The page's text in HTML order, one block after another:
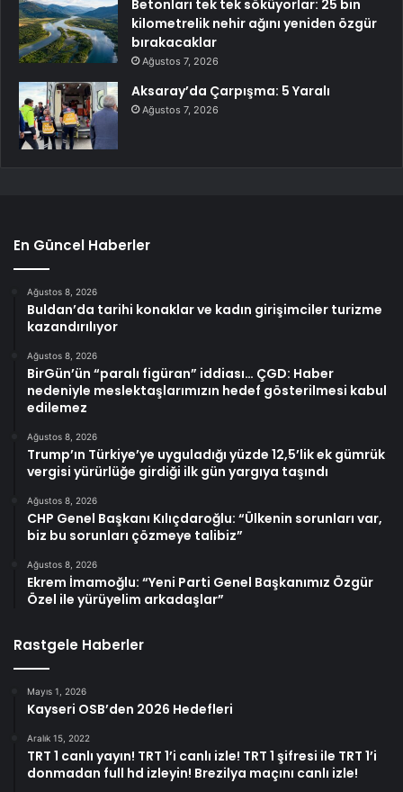
Betonları tek tek söküyorlar: 25 bin
kilometrelik nehir ağını yeniden özgür
bırakacaklar
Ağustos 7, 2026
Aksaray’da Çarpışma: 5 Yaralı
Ağustos 7, 2026
En Güncel Haberler
Ağustos 8, 2026
Buldan’da tarihi konaklar ve kadın girişimciler turizme
kazandırılıyor
Ağustos 8, 2026
BirGün’ün “paralı figüran” iddiası… ÇGD: Haber
nedeniyle meslektaşlarımızın hedef gösterilmesi kabul
edilemez
Ağustos 8, 2026
Trump’ın Türkiye’ye uyguladığı yüzde 12,5’lik ek gümrük
vergisi yürürlüğe girdiği ilk gün yargıya taşındı
Ağustos 8, 2026
CHP Genel Başkanı Kılıçdaroğlu: “Ülkenin sorunları var,
biz bu sorunları çözmeye talibiz”
Ağustos 8, 2026
Ekrem İmamoğlu: “Yeni Parti Genel Başkanımız Özgür
Özel ile yürüyelim arkadaşlar”
Rastgele Haberler
Mayıs 1, 2026
Kayseri OSB’den 2026 Hedefleri
Aralık 15, 2022
TRT 1 canlı yayın! TRT 1’i canlı izle! TRT 1 şifresi ile TRT 1’i
donmadan full hd izleyin! Brezilya maçını canlı izle!